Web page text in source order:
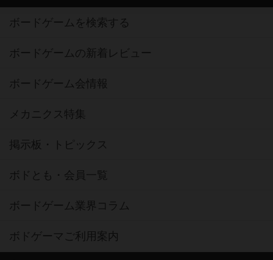
ボードゲームを検索する
ボードゲームの新着レビュー
ボードゲーム会情報
メカニクス特集
掲示板・トピックス
ボドとも・会員一覧
ボードゲーム業界コラム
ボドゲーマご利用案内